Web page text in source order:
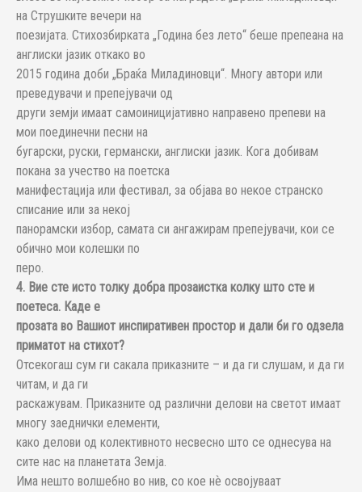
на Струшките вечери на
поезијата. Стихозбирката „Година без лето“ беше препеана на
англиски јазик откако во
2015 година доби „Браќа Миладиновци“. Многу автори или
преведувачи и препејувачи од
други земји имаат самоиницијативно направено препеви на
мои поединечни песни на
бугарски, руски, германски, англиски јазик. Кога добивам
покана за учество на поетска
манифестација или фестивал, за објава во некое странско
списание или за некој
панорамски избор, самата си ангажирам препејувачи, кои се
обично мои колешки по
перо.
4. Вие сте исто толку добра прозаистка колку што сте и
поетеса. Каде е
прозата во Вашиот инспиративен простор и дали би го одзела
приматот на стихот?
Отсекогаш сум ги сакала приказните – и да ги слушам, и да ги
читам, и да ги
раскажувам. Приказните од различни делови на светот имаат
многу заеднички елементи,
како делови од колективното несвесно што се однесува на
сите нас на планетата Земја.
Има нешто волшебно во нив, со кое нѐ освојуваат